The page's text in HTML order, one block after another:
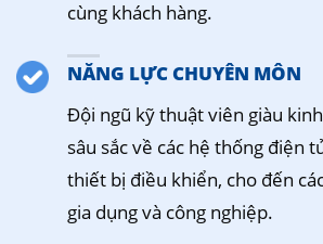
cùng khách hàng.
NĂNG LỰC CHUYÊN MÔN
Đội ngũ kỹ thuật viên giàu
sâu sắc về các hệ thống điện
thiết bị điều khiển, cho đến
gia dụng và công nghiệp.